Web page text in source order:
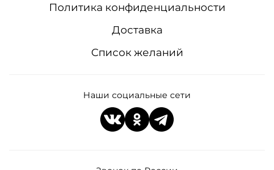
Политика конфиденциальности
Доставка
Список желаний
Наши социальные сети